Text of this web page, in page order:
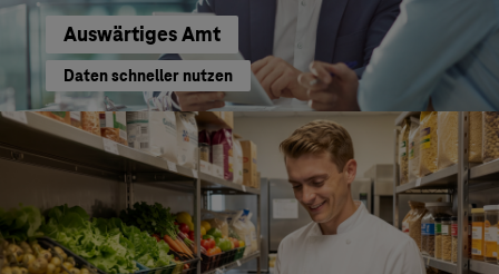
Auswärtiges Amt
Daten schneller nutzen